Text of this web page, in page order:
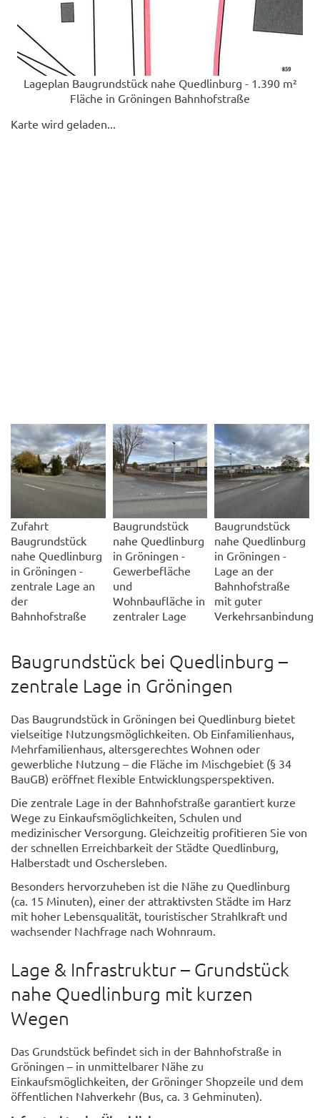
Lageplan Baugrundstück nahe Quedlinburg - 1.390 m²
Fläche in Gröningen Bahnhofstraße
Karte wird geladen...
Zufahrt
Baugrundstück
nahe Quedlinburg
in Gröningen -
zentrale Lage an
der
Bahnhofstraße
Baugrundstück
nahe Quedlinburg
in Gröningen -
Gewerbefläche
und
Wohnbaufläche in
zentraler Lage
Baugrundstück
nahe Quedlinburg
in Gröningen -
Lage an der
Bahnhofstraße
mit guter
Verkehrsanbindung
Baugrundstück bei Quedlinburg –
zentrale Lage in Gröningen
Das Baugrundstück in Gröningen bei Quedlinburg bietet
vielseitige Nutzungsmöglichkeiten. Ob Einfamilienhaus,
Mehrfamilienhaus, altersgerechtes Wohnen oder
gewerbliche Nutzung – die Fläche im Mischgebiet (§ 34
BauGB) eröffnet flexible Entwicklungsperspektiven.
Die zentrale Lage in der Bahnhofstraße garantiert kurze
Wege zu Einkaufsmöglichkeiten, Schulen und
medizinischer Versorgung. Gleichzeitig profitieren Sie von
der schnellen Erreichbarkeit der Städte Quedlinburg,
Halberstadt und Oschersleben.
Besonders hervorzuheben ist die Nähe zu Quedlinburg
(ca. 15 Minuten), einer der attraktivsten Städte im Harz
mit hoher Lebensqualität, touristischer Strahlkraft und
wachsender Nachfrage nach Wohnraum.
Lage & Infrastruktur – Grundstück
nahe Quedlinburg mit kurzen
Wegen
Das Grundstück befindet sich in der Bahnhofstraße in
Gröningen – in unmittelbarer Nähe zu
Einkaufsmöglichkeiten, der Gröninger Shopzeile und dem
öffentlichen Nahverkehr (Bus, ca. 3 Gehminuten).